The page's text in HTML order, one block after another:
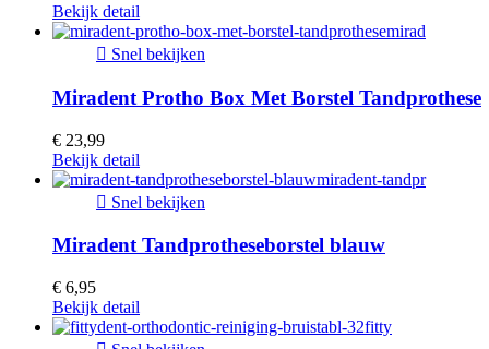
Bekijk detail
 Snel bekijken
Miradent Protho Box Met Borstel Tandprothese
€ 23,99
Bekijk detail
 Snel bekijken
Miradent Tandprotheseborstel blauw
€ 6,95
Bekijk detail